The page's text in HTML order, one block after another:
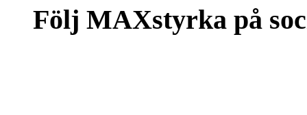
Följ MAXstyrka på